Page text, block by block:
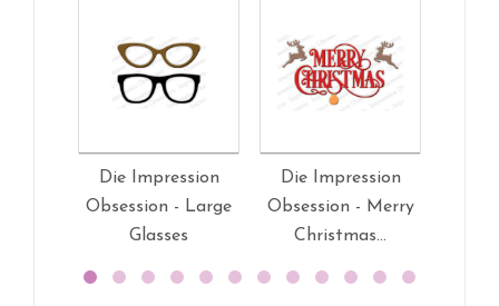
Die Impression
Obsession - Large
Glasses
Die Impression
Obsession - Merry
Christmas...